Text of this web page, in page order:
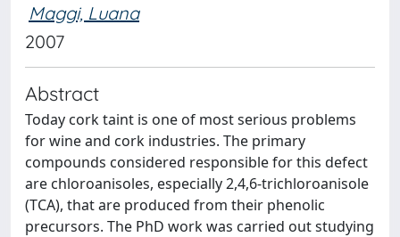
Maggi, Luana
2007
Abstract
Today cork taint is one of most serious problems
for wine and cork industries. The primary
compounds considered responsible for this defect
are chloroanisoles, especially 2,4,6-trichloroanisole
(TCA), that are produced from their phenolic
precursors. The PhD work was carried out studying